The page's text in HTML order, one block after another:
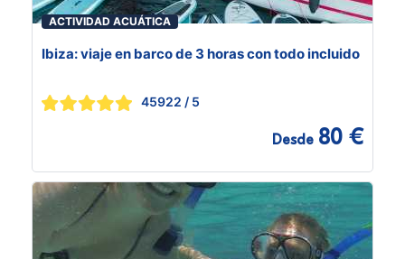
ACTIVIDAD ACUÁTICA
Ibiza: viaje en barco de 3 horas con todo incluido
45922 / 5
Desde 80 €